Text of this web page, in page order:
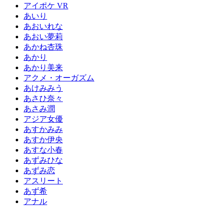
アイポケ VR
あいり
あおいれな
あおい夢莉
あかね杏珠
あかり
あかり美来
アクメ・オーガズム
あけみみう
あさひ奈々
あさみ潤
アジア女優
あすかみみ
あすか伊央
あすな小春
あずみひな
あずみ恋
アスリート
あず希
アナル